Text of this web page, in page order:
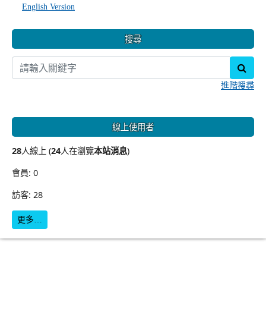
English Version
搜尋
進階搜尋
線上使用者
28人線上 (24人在瀏覽本站消息)
會員: 0
訪客: 28
更多…